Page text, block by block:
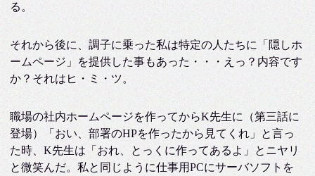
る。
それから後に、調子に乗った私は特定の人たちに「隠しホ
ームページ」を提供した事もあった・・・えっ？内容です
か？それはヒ・ミ・ツ。
職場の社内ホームページを作ってからK先生に（第三話に
登場）「おい、部署のHPを作ったから見てくれ」と言っ
た時、K先生は「おれ、とっくに作ってあるよ」とニヤリ
と微笑んだ。私と同じように仕事用PCにサーバソフトを